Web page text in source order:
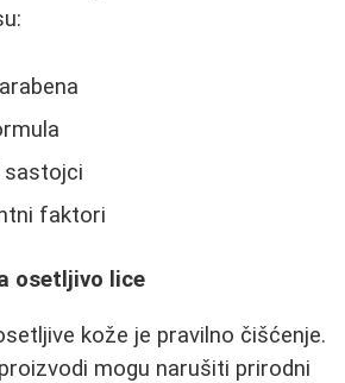
sastojci
faktori
osetljivo lice
kože je pravilno čišćenje.
mogu narušiti prirodni